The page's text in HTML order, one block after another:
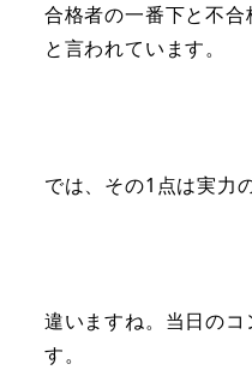
合格者の一番下と不合
と言われています。
では、その1点は実力
違いますね。当日の
す。